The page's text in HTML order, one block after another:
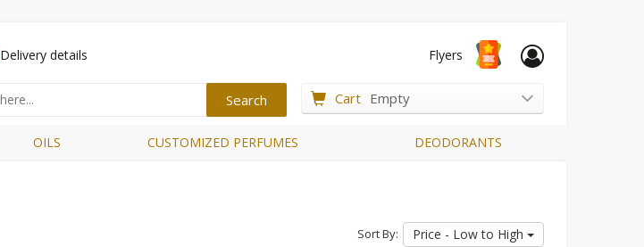
Delivery details Flyers
Cart Empty
OILS CUSTOMIZED PERFUMES DEODORANTS
Sort By: Price - Low to High